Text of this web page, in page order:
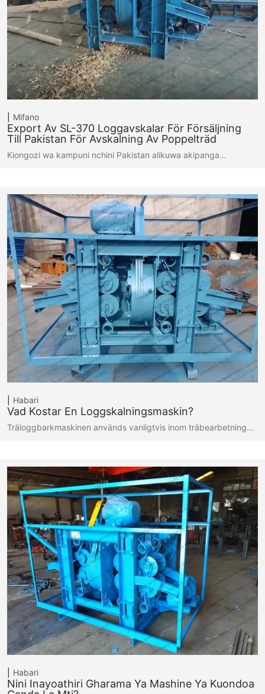
Mifano
Export Av SL-370 Loggavskalar För Försäljning
Till Pakistan För Avskalning Av Poppelträd
Kiongozi wa kampuni nchini Pakistan alikuwa akipanga…
Habari
Vad Kostar En Loggskalningsmaskin?
Träloggbarkmaskinen används vanligtvis inom träbearbetning…
Habari
Nini Inayoathiri Gharama Ya Mashine Ya Kuondoa